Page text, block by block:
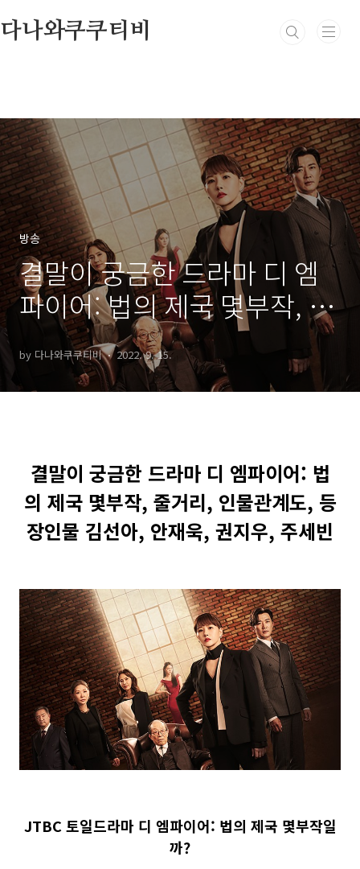
다나와쿠쿠티비
방송
결말이 궁금한 드라마 디 엠
파이어: 법의 제국 몇부작, 줄
거리, 인물관계도, 등장인물
김선아, 안재욱, 권지우, 주세
빈
by 다나와쿠쿠티비 2022. 9. 15.
결말이 궁금한 드라마 디 엠파이어: 법
의 제국 몇부작, 줄거리, 인물관계도, 등
장인물 김선아, 안재욱, 권지우, 주세빈
JTBC 토일드라마 디 엠파이어: 법의 제국 몇부작일
까?